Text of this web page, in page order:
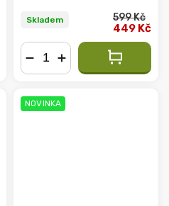
Skladem 599 Kč
449 Kč
NOVINKA